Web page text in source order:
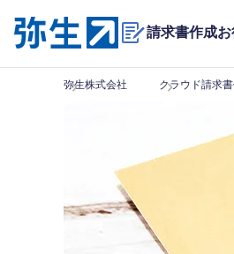
請求書作成
弥生株式会社 クラウド請求